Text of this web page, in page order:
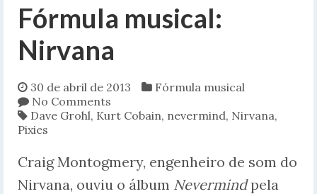
Fórmula musical:
Nirvana
30 de abril de 2013
Fórmula musical
No Comments
Dave Grohl, Kurt Cobain, nevermind, Nirvana,
Pixies
Craig Montogmery, engenheiro de som do
Nirvana, ouviu o álbum Nevermindpela